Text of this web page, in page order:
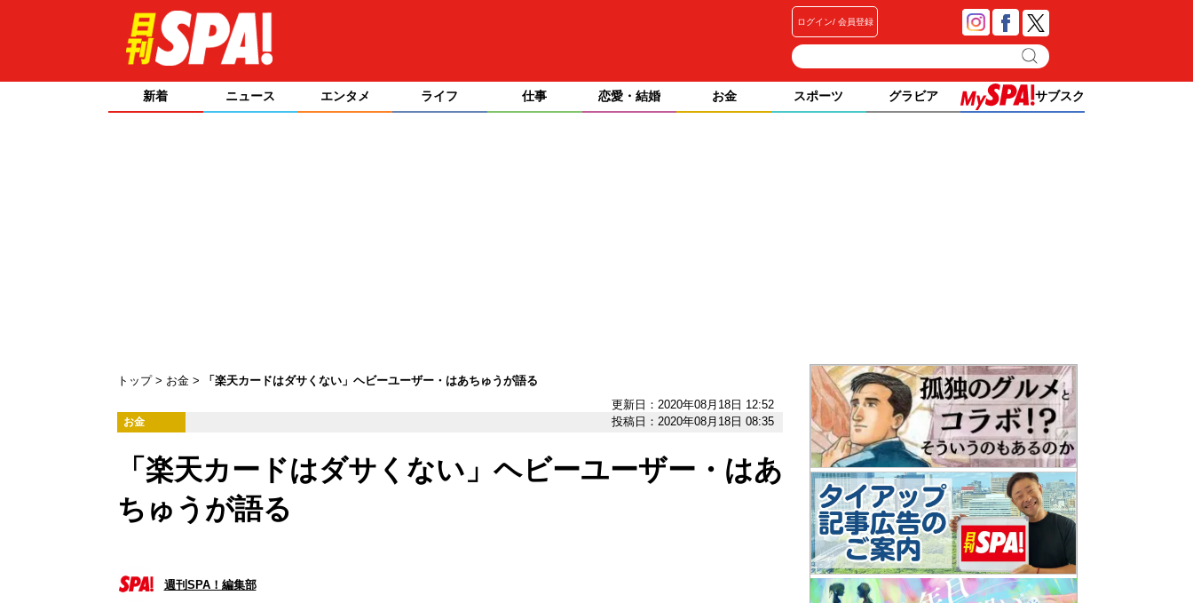
ログイン 会員登録
新着 ニュース エンタメ ライフ 仕事 恋愛・結婚 お金 スポーツ グラビア サブスク
トップ お金
「楽天カードはダサくない」ヘビーユーザー・はあちゅうが語る
更新日：2020年08月18日 12:52
お金 投稿日：2020年08月18日 08:35
「楽天カードはダサくない」ヘビーユーザー・はあ
ちゅうが語る
週刊SPA！編集部